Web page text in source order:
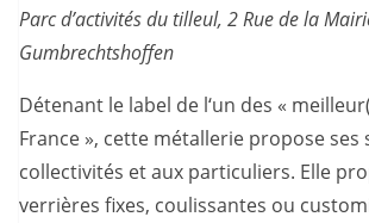
Parc d’activités du tilleul, 2 Rue de la
Gumbrechtshoffen
Détenant le label de l‘un des «
France », cette métallerie propose ses
collectivités et aux particuliers. Elle
verrières fixes, coulissantes ou